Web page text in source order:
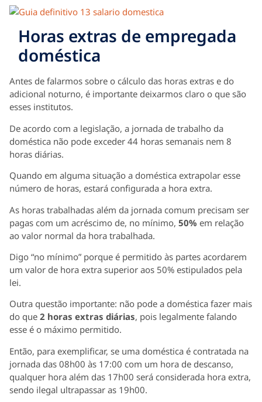
Horas extras de empregada
doméstica
Antes de falarmos sobre o cálculo das horas extras e do
adicional noturno, é importante deixarmos claro o que são
esses institutos.
De acordo com a legislação, a jornada de trabalho da
doméstica não pode exceder 44 horas semanais nem 8
horas diárias.
Quando em alguma situação a doméstica extrapolar esse
número de horas, estará configurada a hora extra.
As horas trabalhadas além da jornada comum precisam ser
pagas com um acréscimo de, no mínimo, 50% em relação
ao valor normal da hora trabalhada.
Digo “no mínimo” porque é permitido às partes acordarem
um valor de hora extra superior aos 50% estipulados pela
lei.
Outra questão importante: não pode a doméstica fazer mais
do que 2 horas extras diárias, pois legalmente falando
esse é o máximo permitido.
Então, para exemplificar, se uma doméstica é contratada na
jornada das 08h00 às 17:00 com um hora de descanso,
qualquer hora além das 17h00 será considerada hora extra,
sendo ilegal ultrapassar as 19h00.